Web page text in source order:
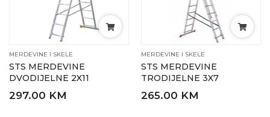
MERDEVINE I SKELE
STS MERDEVINE
DVODIJELNE 2X11
297.00 KM
MERDEVINE I SKELE
STS MERDEVINE
TRODIJELNE 3X7
265.00 KM